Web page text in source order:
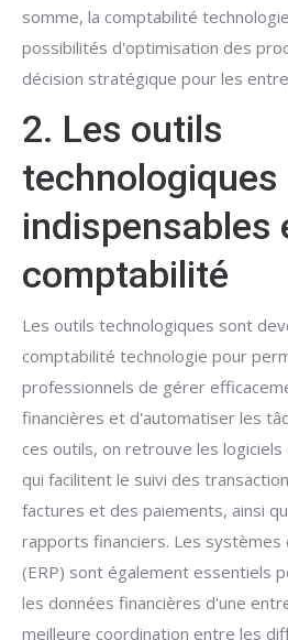
somme, la comptabilité
possibilités d'optimisation des
décision stratégique pour les
2. Les outils
technologiques
indispensables
comptabilité
Les outils technologiques sont
comptabilité technologie pour
professionnels de gérer
financières et d'automatiser les
ces outils, on retrouve les
qui facilitent le suivi des
factures et des paiements, ainsi
rapports financiers. Les
(ERP) sont également essentiels
les données financières d'une
meilleure coordination entre les